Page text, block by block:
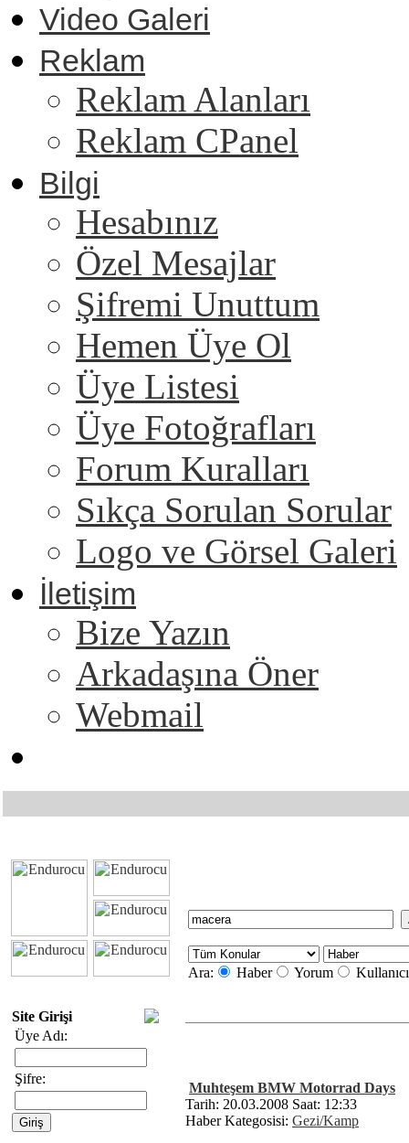
Video Galeri
Reklam
Reklam Alanları
Reklam CPanel
Bilgi
Hesabınız
Özel Mesajlar
Şifremi Unuttum
Hemen Üye Ol
Üye Listesi
Üye Fotoğrafları
Forum Kuralları
Sıkça Sorulan Sorular
Logo ve Görsel Galeri
İletişim
Bize Yazın
Arkadaşına Öner
Webmail
Site Girişi
Üye Adı:
Şifre:
Ara: Haber Yorum
Muhteşem BMW Motorrad Days
Tarih: 20.03.2008 Saat: 12:33
Haber Kategosisi: Gezi/Kamp